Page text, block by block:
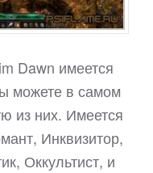
Dawn имеется
можете в самом
из них. Имеется
Инквизитор,
Оккультист, и